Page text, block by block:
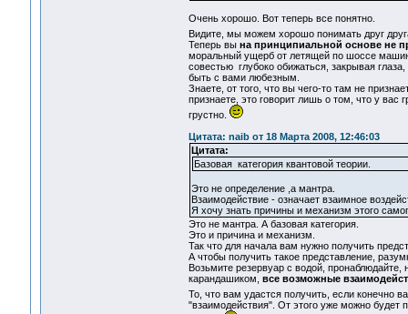
Очень хорошо. Вот теперь все понятно.
Видите, мы можем хорошо понимать друг
Теперь вы на принципиальной основе не
моральный ущерб от летящей по шоссе
совестью глубоко обижаться, закрывая
быть с вами любезным.
Знаете, от того, что вы чего-то там не
признаете, это говорит лишь о том, что у вас
грустно.
Цитата: naib от 18 Марта 2008, 12:46:03
Цитата:
Базовая категория квантовой теории.
Это не определение ,а мантра.
Взаимодействие - означает взаимное
Я хочу знать причины и механизм этого
Это не мантра. А базовая категория.
Это и причина и механизм.
Так что для начала вам нужно получить
А чтобы получить такое представление,
Возьмите резервуар с водой,
карандашиком, все возможные
То, что вам удастся получить, если конечно
"взаимодействия". От этого уже можно будет